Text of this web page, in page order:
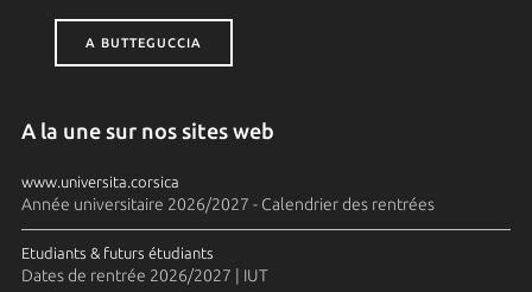
A BUTTEGUCCIA
A la une sur nos sites web
www.universita.corsica
Année universitaire 2026/2027 - Calendrier des rentrées
Etudiants & futurs étudiants
Dates de rentrée 2026/2027 | IUT